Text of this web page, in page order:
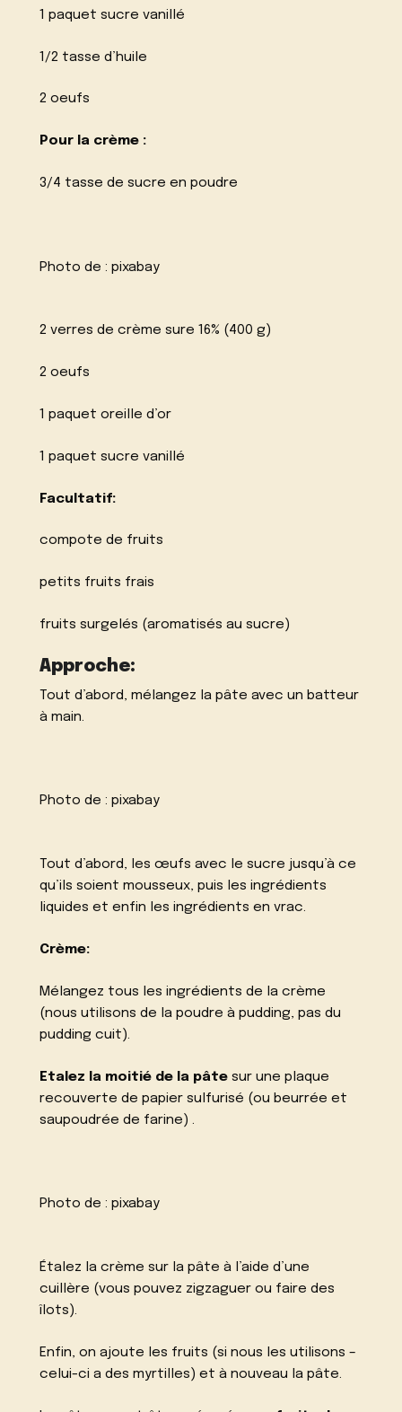
1 paquet sucre vanillé
1/2 tasse d’huile
2 oeufs
Pour la crème :
3/4 tasse de sucre en poudre
Photo de :pixabay
2 verres de crème sure 16% (400 g)
2 oeufs
1 paquet oreille d’or
1 paquet sucre vanillé
Facultatif:
compote de fruits
petits fruits frais
fruits surgelés (aromatisés au sucre)
Approche:
Tout d’abord, mélangez la pâte avec un batteur
à main.
Photo de :pixabay
Tout d’abord, les œufs avec le sucre jusqu’à ce
qu’ils soient mousseux, puis les ingrédients
liquides et enfin les ingrédients en vrac.
Crème:
Mélangez tous les ingrédients de la crème
(nous utilisons de la poudre à pudding, pas du
pudding cuit).
Etalez la moitié de la pâte sur une plaque
recouverte de papier sulfurisé (ou beurrée et
saupoudrée de farine) .
Photo de :pixabay
Étalez la crème sur la pâte à l’aide d’une
cuillère (vous pouvez zigzaguer ou faire des
îlots).
Enfin, on ajoute les fruits (si nous les utilisons –
celui-ci a des myrtilles) et à nouveau la pâte.